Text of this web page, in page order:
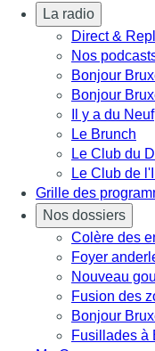
La radio
Direct &
Nos
Bonjour
Bonjour
Il y a du Neuf
Le Brunch
Le Club du
Le Club de
Grille des
Nos dossiers
Colère des
Foyer
Nouveau
Fusion des
Bonjour
Fusillades à